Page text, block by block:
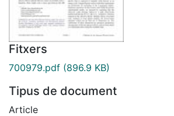
Fitxers
700979.pdf (896.9 KB)
Tipus de document
Article